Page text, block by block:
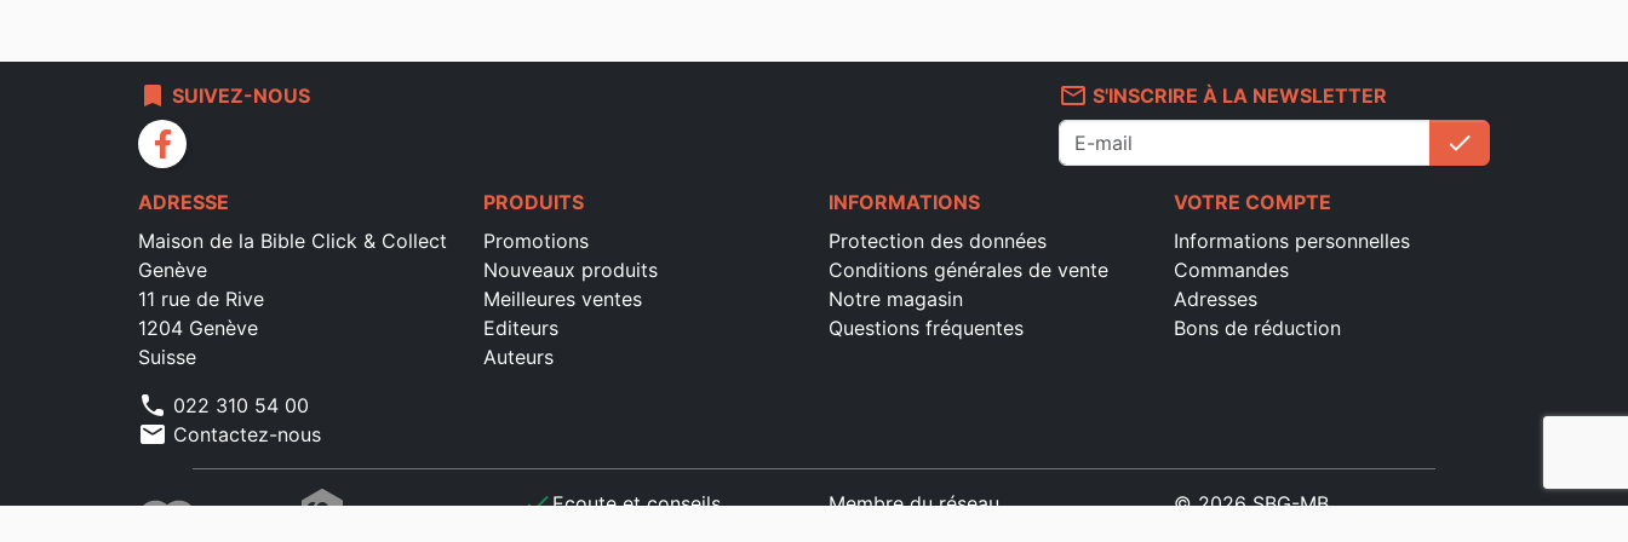
bookmark SUIVEZ-NOUS
facebook
mail_outline S'INSCRIRE À LA NEWSLETTER
check
ADRESSE
Maison de la Bible Click & Collect
Genève
11 rue de Rive
1204 Genève
Suisse
phone 022 310 54 00
mail Contactez-nous
PRODUITS
Promotions
Nouveaux produits
Meilleures ventes
Editeurs
Auteurs
INFORMATIONS
Protection des données
Conditions générales de vente
Notre magasin
Questions fréquentes
VOTRE COMPTE
Informations personnelles
Commandes
Adresses
Bons de réduction
checkEcoute et conseils Membre du réseau © 2026 SBG-MB